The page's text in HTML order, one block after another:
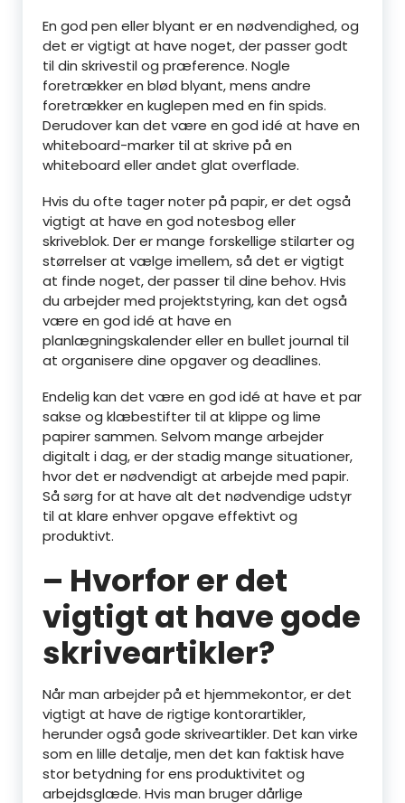
En god pen eller blyant er en nødvendighed, og
det er vigtigt at have noget, der passer godt
til din skrivestil og præference. Nogle
foretrækker en blød blyant, mens andre
foretrækker en kuglepen med en fin spids.
Derudover kan det være en god idé at have en
whiteboard-marker til at skrive på en
whiteboard eller andet glat overflade.
Hvis du ofte tager noter på papir, er det også
vigtigt at have en god notesbog eller
skriveblok. Der er mange forskellige stilarter og
størrelser at vælge imellem, så det er vigtigt
at finde noget, der passer til dine behov. Hvis
du arbejder med projektstyring, kan det også
være en god idé at have en
planlægningskalender eller en bullet journal til
at organisere dine opgaver og deadlines.
Endelig kan det være en god idé at have et par
sakse og klæbestifter til at klippe og lime
papirer sammen. Selvom mange arbejder
digitalt i dag, er der stadig mange situationer,
hvor det er nødvendigt at arbejde med papir.
Så sørg for at have alt det nødvendige udstyr
til at klare enhver opgave effektivt og
produktivt.
– Hvorfor er det
vigtigt at have gode
skriveartikler?
Når man arbejder på et hjemmekontor, er det
vigtigt at have de rigtige kontorartikler,
herunder også gode skriveartikler. Det kan virke
som en lille detalje, men det kan faktisk have
stor betydning for ens produktivitet og
arbejdsglæde. Hvis man bruger dårlige